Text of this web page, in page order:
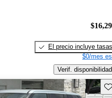
El precio incluye tasas
$0/mes
Verif. disponibilidad